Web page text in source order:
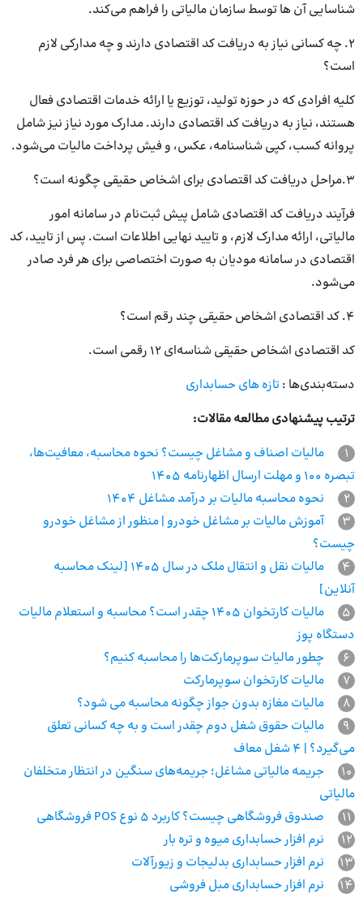
شناسایی آن ها توسط سازمان مالیاتی را فراهم می‌کند.
2. چه کسانی نیاز به دریافت کد اقتصادی دارند و چه مدارکی لازم
است؟
کلیه افرادی که در حوزه تولید، توزیع یا ارائه خدمات اقتصادی فعال
هستند، نیاز به دریافت کد اقتصادی دارند. مدارک مورد نیاز نیز شامل
پروانه کسب، کپی شناسنامه، عکس، و فیش پرداخت مالیات می‌شود.
3.مراحل دریافت کد اقتصادی برای اشخاص حقیقی چگونه است؟
فرآیند دریافت کد اقتصادی شامل پیش ثبت‌نام در سامانه امور
مالیاتی، ارائه مدارک لازم، و تایید نهایی اطلاعات است. پس از تایید، کد
اقتصادی در سامانه مودیان به صورت اختصاصی برای هر فرد صادر
می‌شود.
4. کد اقتصادی اشخاص حقیقی چند رقم است؟
کد اقتصادی اشخاص حقیقی شناسه‌ای 12 رقمی است.
دسته‌بندی‌ها : تازه های حسابداری
ترتیب پیشنهادی مطالعه مقالات:
1
مالیات اصناف و مشاغل چیست؟ نحوه محاسبه، معافیت‌ها،
تبصره 100 و مهلت ارسال اظهارنامه 1405
2
نحوه محاسبه مالیات بر درآمد مشاغل 1404
3
آموزش مالیات بر مشاغل خودرو | منظور از مشاغل خودرو
چیست؟
4
مالیات نقل و انتقال ملک در سال 1405 [لینک محاسبه
آنلاین]
5
مالیات کارتخوان 1405 چقدر است؟ محاسبه و استعلام مالیات
دستگاه پوز
6
چطور مالیات سوپرمارکت‌ها را محاسبه کنیم؟
7
مالیات کارتخوان سوپرمارکت
8
مالیات مغازه بدون جواز چگونه محاسبه می شود؟
9
مالیات حقوق شغل دوم چقدر است و به چه کسانی تعلق
می‌گیرد؟ | 4 شغل معاف
10
جریمه مالیاتی مشاغل؛ جریمه‌های سنگین در انتظار متخلفان
مالیاتی
11
صندوق فروشگاهی چیست؟ کاربرد 5 نوع POS فروشگاهی
12
نرم افزار حسابداری میوه و تره بار
13
نرم افزار حسابداری بدلیجات و زیورآلات
14
نرم افزار حسابداری مبل فروشی